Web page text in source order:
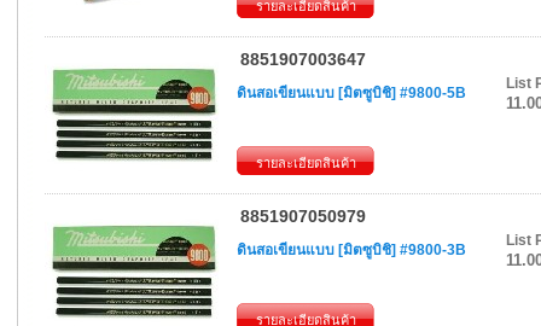
รายละเอียดสินค้า
8851907003647
ดินสอเขียนแบบ [มิตซูบิชิ] #9800-5B
รายละเอียดสินค้า
List
8851907050979
ดินสอเขียนแบบ [มิตซูบิชิ] #9800-3B
รายละเอียดสินค้า
List